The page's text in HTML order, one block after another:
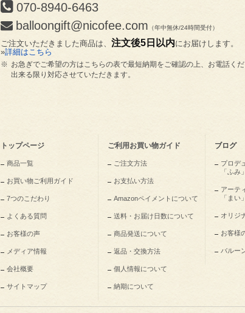
070-8940-6463
balloongift@nicofee.com （年中無休/24時間受付）
ご注文いただきました商品は、 注文後5日以内にお届けします。
»詳細はこちら
※ お急ぎでご希望の方はこちらの表で最短納期をご確認の上、お電話くだ
出来る限り対応させていただきます。
トップページ
商品一覧
お買い物ご利用ガイド
7つのこだわり
よくある質問
お客様の声
メディア情報
会社概要
サイトマップ
ご利用お買い物ガイド
ご注文方法
お支払い方法
Amazonペイメントについて
送料・お届け日数について
商品発送について
返品・交換方法
個人情報について
納期について
ブログ
プロデ
「ふみ
アーテ
「まい
オリジ
お客様
バルー